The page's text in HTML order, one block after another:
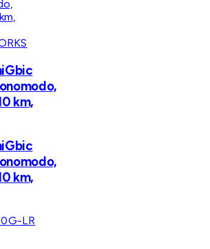
km,
km,
LR